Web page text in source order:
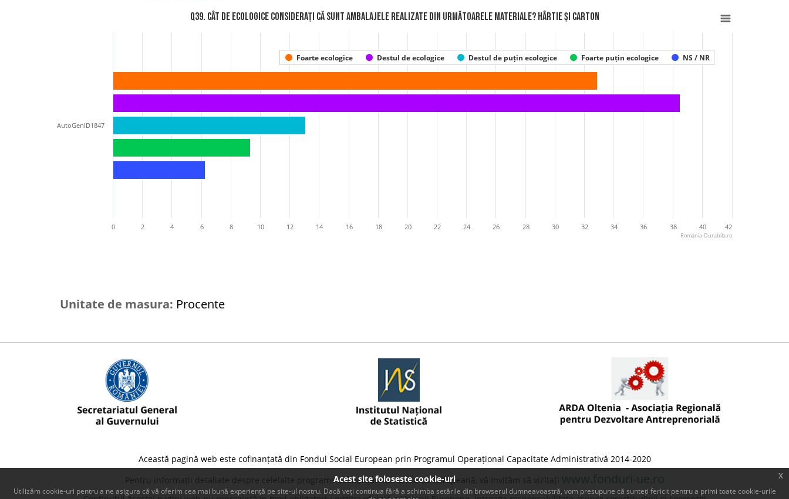
Q39. Cât de ecologice considerați că sunt ambalajele realizate din următoarele materiale? Hârtie și carton
Foarte ecologice Destul de ecologice Destul de puțin ecologice Foarte puțin ecologice NS / NR
AutoGenID1847
0 2 4 6 8 10 12 14 16 18 20 22 24 26 28 30 32 34 36 38 40 42
Romania-Durabila.ro
Unitate de masura: Procente
Această pagină web este cofinanțată din Fondul Social European prin Programul Operațional Capacitate Administrativă 2014-2020
Pentru informații detaliate despre celelalte programe cofinanțate de Uniunea Europeană, vă invităm să vizitați www.fonduri-ue.ro
Acest site foloseste cookie-uri
Utilizăm cookie-uri pentru a ne asigura că vă oferim cea mai bună experiență pe site-ul nostru. Dacă veți continua fără a schimba setările din browserul dumneavoastră, vom presupune că sunteți fericit pentru a primi toate cookie-urile
x